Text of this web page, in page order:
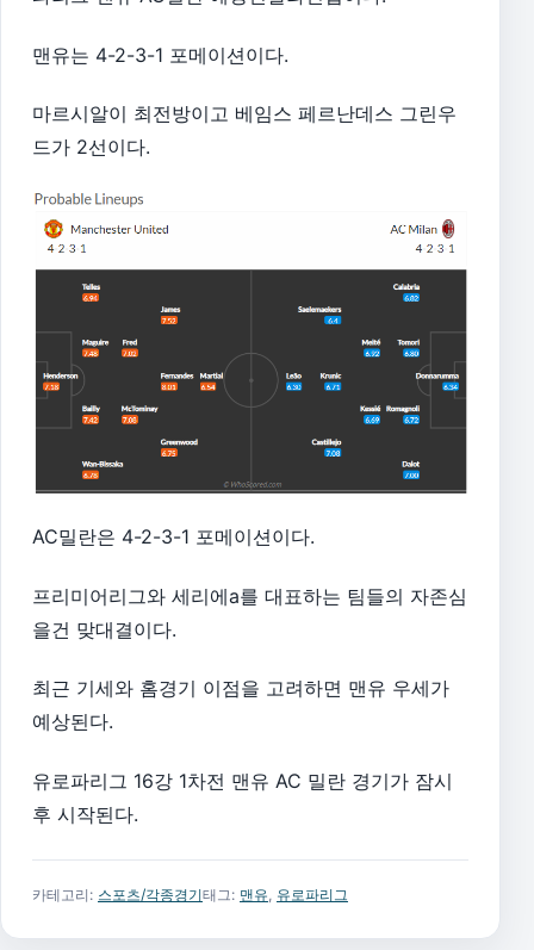
맨유는 4-2-3-1 포메이션이다.
마르시알이 최전방이고 베임스 페르난데스 그린우
드가 2선이다.
AC밀란은 4-2-3-1 포메이션이다.
프리미어리그와 세리에a를 대표하는 팀들의 자존심
을건 맞대결이다.
최근 기세와 홈경기 이점을 고려하면 맨유 우세가
예상된다.
유로파리그 16강 1차전 맨유 AC 밀란 경기가 잠시
후 시작된다.
카테고리: 스포츠/각종경기태그: 맨유 유로파리그